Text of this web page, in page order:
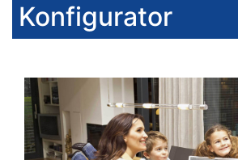
Konfigurator